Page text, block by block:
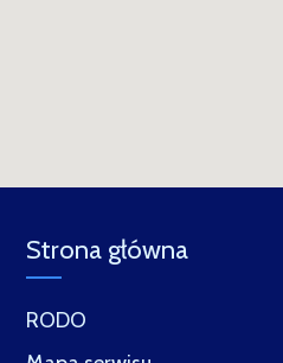
Strona główna
RODO